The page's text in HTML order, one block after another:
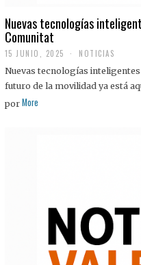
Nuevas tecnologías
Comunitat
15 JUNIO, 2025 NOTICIAS
Nuevas tecnologías
futuro de la movilidad ya está
por More